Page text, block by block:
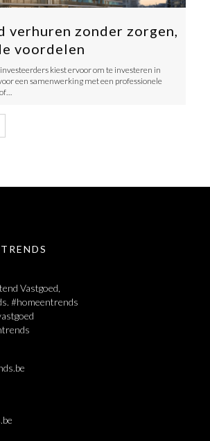
verhuren zonder zorgen,
voordelen
kiest ervoor om te investeren in
een samenwerking met een professionele
Vastgoed,
#homeentrends